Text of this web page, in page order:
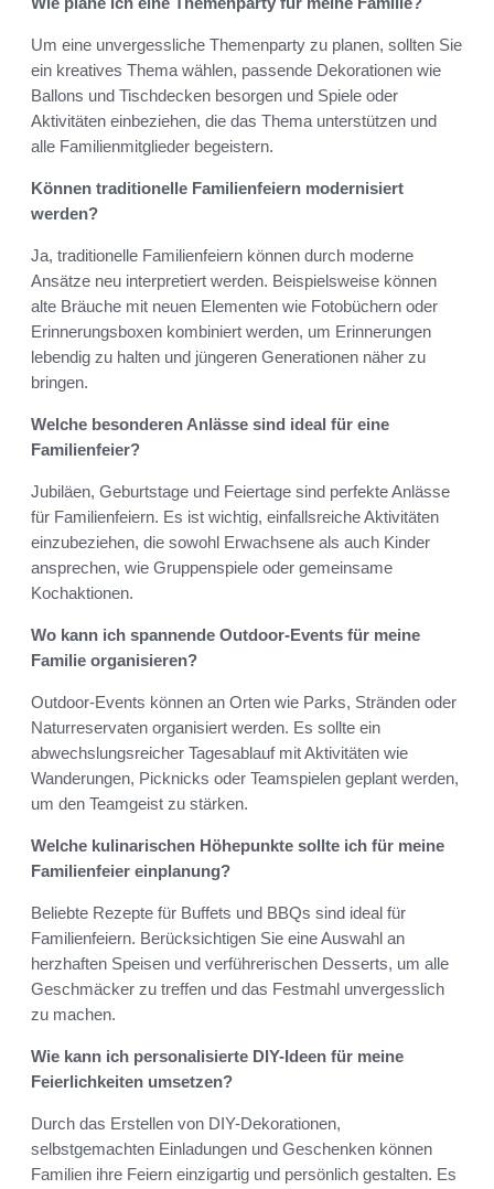
Um eine unvergessliche Themenparty zu planen, sollten Sie
ein kreatives Thema wählen, passende Dekorationen wie
Ballons und Tischdecken besorgen und Spiele oder
Aktivitäten einbeziehen, die das Thema unterstützen und
alle Familienmitglieder begeistern.
Können traditionelle Familienfeiern modernisiert
werden?
Ja, traditionelle Familienfeiern können durch moderne
Ansätze neu interpretiert werden. Beispielsweise können
alte Bräuche mit neuen Elementen wie Fotobüchern oder
Erinnerungsboxen kombiniert werden, um Erinnerungen
lebendig zu halten und jüngeren Generationen näher zu
bringen.
Welche besonderen Anlässe sind ideal für eine
Familienfeier?
Jubiläen, Geburtstage und Feiertage sind perfekte Anlässe
für Familienfeiern. Es ist wichtig, einfallsreiche Aktivitäten
einzubeziehen, die sowohl Erwachsene als auch Kinder
ansprechen, wie Gruppenspiele oder gemeinsame
Kochaktionen.
Wo kann ich spannende Outdoor-Events für meine
Familie organisieren?
Outdoor-Events können an Orten wie Parks, Stränden oder
Naturreservaten organisiert werden. Es sollte ein
abwechslungsreicher Tagesablauf mit Aktivitäten wie
Wanderungen, Picknicks oder Teamspielen geplant werden,
um den Teamgeist zu stärken.
Welche kulinarischen Höhepunkte sollte ich für meine
Familienfeier einplanung?
Beliebte Rezepte für Buffets und BBQs sind ideal für
Familienfeiern. Berücksichtigen Sie eine Auswahl an
herzhaften Speisen und verführerischen Desserts, um alle
Geschmäcker zu treffen und das Festmahl unvergesslich
zu machen.
Wie kann ich personalisierte DIY-Ideen für meine
Feierlichkeiten umsetzen?
Durch das Erstellen von DIY-Dekorationen,
selbstgemachten Einladungen und Geschenken können
Familien ihre Feiern einzigartig und persönlich gestalten. Es